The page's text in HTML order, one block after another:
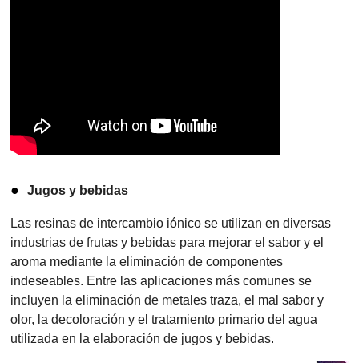
●Jugos y bebidas
Las resinas de intercambio iónico se utilizan en diversas
industrias de frutas y bebidas para mejorar el sabor y el
aroma mediante la eliminación de componentes
indeseables. Entre las aplicaciones más comunes se
incluyen la eliminación de metales traza, el mal sabor y
olor, la decoloración y el tratamiento primario del agua
utilizada en la elaboración de jugos y bebidas.